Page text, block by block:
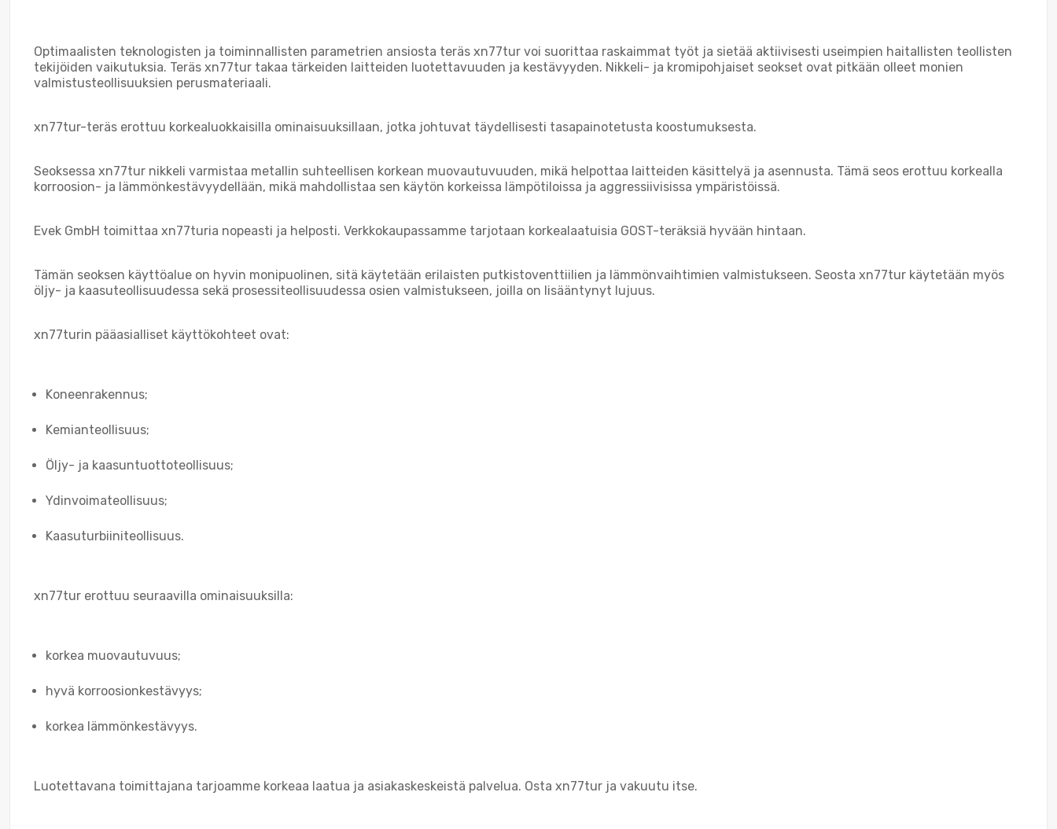
Optimaalisten teknologisten ja toiminnallisten parametrien ansiosta teräs xn77tur voi suorittaa raskaimmat työt ja sietää aktiivisesti useimpien haitallisten teollisten
tekijöiden vaikutuksia. Teräs xn77tur takaa tärkeiden laitteiden luotettavuuden ja kestävyyden. Nikkeli- ja kromipohjaiset seokset ovat pitkään olleet monien
valmistusteollisuuksien perusmateriaali.
xn77tur-teräs erottuu korkealuokkaisilla ominaisuuksillaan, jotka johtuvat täydellisesti tasapainotetusta koostumuksesta.
Seoksessa xn77tur nikkeli varmistaa metallin suhteellisen korkean muovautuvuuden, mikä helpottaa laitteiden käsittelyä ja asennusta. Tämä seos erottuu korkealla
korroosion- ja lämmönkestävyydellään, mikä mahdollistaa sen käytön korkeissa lämpötiloissa ja aggressiivisissa ympäristöissä.
Evek GmbH toimittaa xn77turia nopeasti ja helposti. Verkkokaupassamme tarjotaan korkealaatuisia GOST-teräksiä hyvään hintaan.
Tämän seoksen käyttöalue on hyvin monipuolinen, sitä käytetään erilaisten putkistoventtiilien ja lämmönvaihtimien valmistukseen. Seosta xn77tur käytetään myös
öljy- ja kaasuteollisuudessa sekä prosessiteollisuudessa osien valmistukseen, joilla on lisääntynyt lujuus.
xn77turin pääasialliset käyttökohteet ovat:
Koneenrakennus;
Kemianteollisuus;
Öljy- ja kaasuntuottoteollisuus;
Ydinvoimateollisuus;
Kaasuturbiiniteollisuus.
xn77tur erottuu seuraavilla ominaisuuksilla:
korkea muovautuvuus;
hyvä korroosionkestävyys;
korkea lämmönkestävyys.
Luotettavana toimittajana tarjoamme korkeaa laatua ja asiakaskeskeistä palvelua. Osta xn77tur ja vakuutu itse.